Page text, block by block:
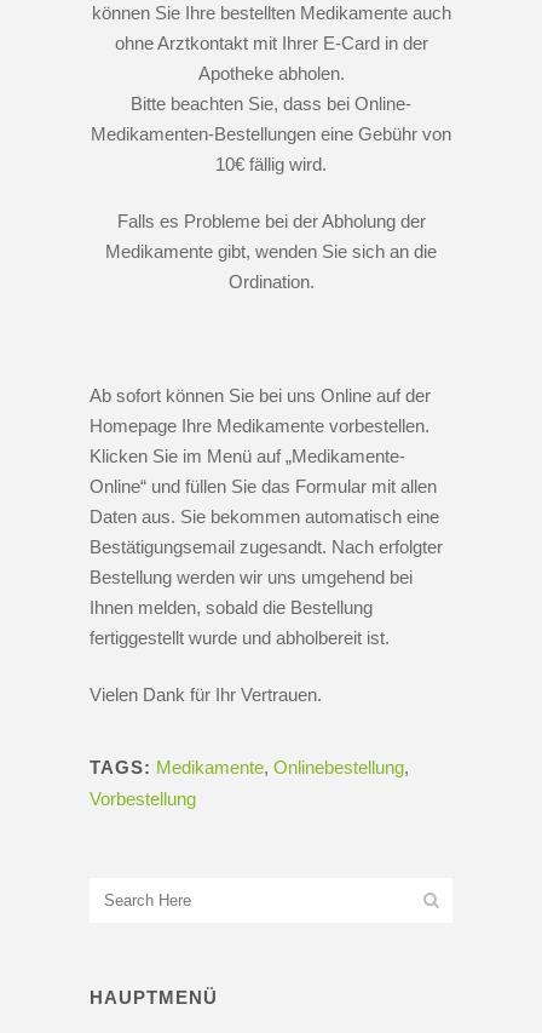
können Sie Ihre bestellten Medikamente auch
ohne Arztkontakt mit Ihrer E-Card in der
Apotheke abholen.
Bitte beachten Sie, dass bei Online-
Medikamenten-Bestellungen eine Gebühr von
10€ fällig wird.
Falls es Probleme bei der Abholung der
Medikamente gibt, wenden Sie sich an die
Ordination.
Ab sofort können Sie bei uns Online auf der
Homepage Ihre Medikamente vorbestellen.
Klicken Sie im Menü auf „Medikamente-
Online“ und füllen Sie das Formular mit allen
Daten aus. Sie bekommen automatisch eine
Bestätigungsemail zugesandt. Nach erfolgter
Bestellung werden wir uns umgehend bei
Ihnen melden, sobald die Bestellung
fertiggestellt wurde und abholbereit ist.
Vielen Dank für Ihr Vertrauen.
TAGS: Medikamente, Onlinebestellung,
Vorbestellung
HAUPTMENÜ